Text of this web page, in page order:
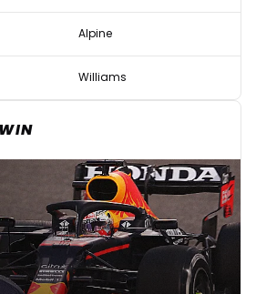
Alpine
Williams